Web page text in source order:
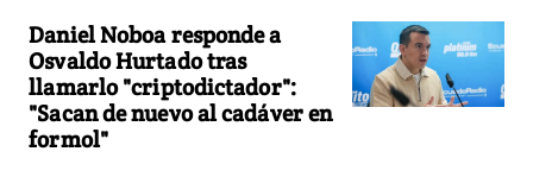
Daniel Noboa responde a
Osvaldo Hurtado tras
llamarlo "criptodictador":
"Sacan de nuevo al cadáver en
formol"